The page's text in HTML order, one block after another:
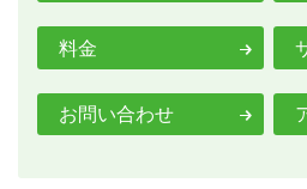
料金
お問い合わせ